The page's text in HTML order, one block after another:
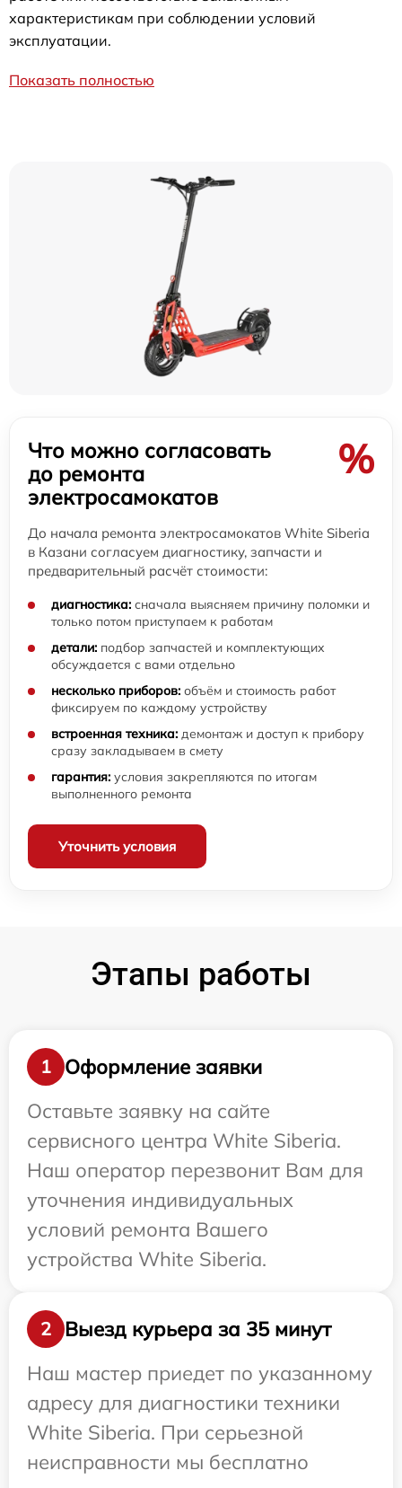
характеристикам при соблюдении условий
эксплуатации.
Показать полностью
Что можно согласовать
до ремонта
электросамокатов
%
До начала ремонта электросамокатов White Siberia
в Казани согласуем диагностику, запчасти и
предварительный расчёт стоимости:
диагностика: сначала выясняем причину поломки и
только потом приступаем к работам
детали: подбор запчастей и комплектующих
обсуждается с вами отдельно
несколько приборов: объём и стоимость работ
фиксируем по каждому устройству
встроенная техника: демонтаж и доступ к прибору
сразу закладываем в смету
гарантия: условия закрепляются по итогам
выполненного ремонта
Уточнить условия
Этапы работы
1
Оформление заявки
Оставьте заявку на сайте
сервисного центра White Siberia.
Наш оператор перезвонит Вам для
уточнения индивидуальных
условий ремонта Вашего
устройства White Siberia.
2
Выезд курьера за 35 минут
Наш мастер приедет по указанному
адресу для диагностики техники
White Siberia. При серьезной
неисправности мы бесплатно